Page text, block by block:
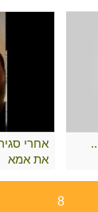
את אמא
8